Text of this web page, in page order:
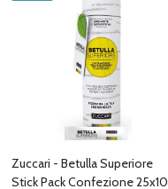
Zuccari - Betulla Superiore
Stick Pack Confezione 25x10